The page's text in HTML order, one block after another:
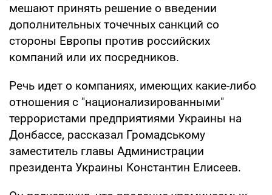
мешают принять решение о введении
дополнительных точечных санкций со
стороны Европы против российских
компаний или их посредников.
Речь идет о компаниях, имеющих какие-либо
отношения с "национализированными"
террористами предприятиями Украины на
Донбассе, рассказал Громадському
заместитель главы Администрации
президента Украины Константин Елисеев.